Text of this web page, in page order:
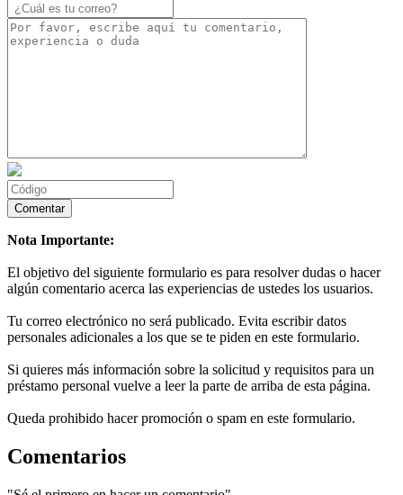
Nota Importante:
El objetivo del siguiente formulario es para resolver dudas o hacer
algún comentario acerca las experiencias de ustedes los usuarios.
Tu correo electrónico no será publicado. Evita escribir datos
personales adicionales a los que se te piden en este formulario.
Si quieres más información sobre la solicitud y requisitos para un
préstamo personal vuelve a leer la parte de arriba de esta página.
Queda prohibido hacer promoción o spam en este formulario.
Comentarios